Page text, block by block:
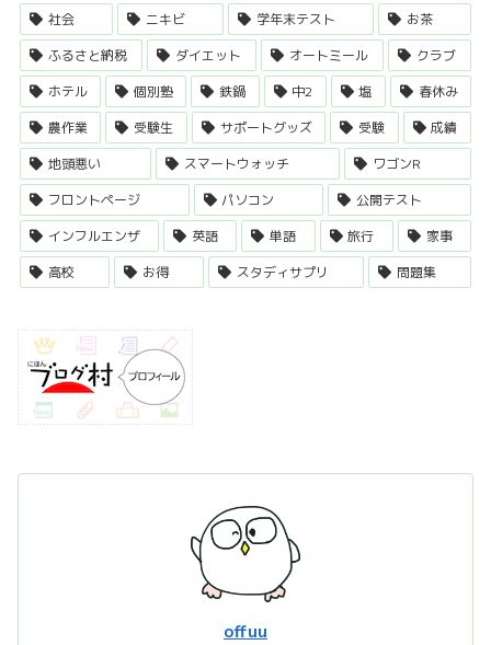
社会 ニキビ 学年末テスト
お茶
ふるさと納税
ダイエット オートミール
クラブ
ホテル
個別塾 鉄鍋 中2 塩
春休み
農作業
受験生 サポートグッズ 受験
成績
地頭悪い
スマートウォッチ
ワゴンR
フロントページ
パソコン
公開テスト
インフルエンザ
英語 単語 旅行
家事
高校
お得 スタディサプリ 問題集
offuu